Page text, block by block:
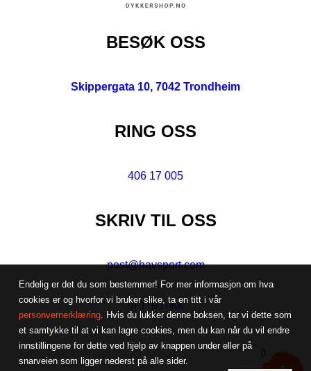
BESØK OSS
Skippergata 10, 7042 Trondheim
RING OSS
406 17 005
SKRIV TIL OSS
post@havsport.com
NETTBUTIKK
Endelig er det du som bestemmer! For mer informasjon om hva
cookies er og hvorfor vi bruker slike, ta en titt i vår
personvernerklæring. Hvis du lukker denne boksen, tar vi dette som
et samtykke til at vi kan lagre cookies, men du kan når du vil endre
innstillingene for dette ved hjelp av knappen under eller på
snarveien som ligger nederst på alle sider.
0